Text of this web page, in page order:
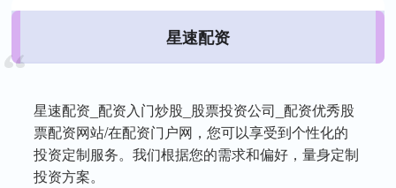
星速配资
星速配资_配资入门炒股_股票投资公司_配资优秀股
票配资网站/在配资门户网，您可以享受到个性化的
投资定制服务。我们根据您的需求和偏好，量身定制
投资方案。